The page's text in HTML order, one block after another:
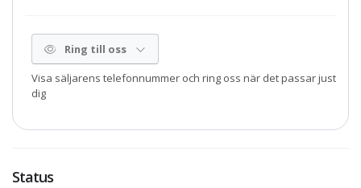
Ring till oss
Visa säljarens telefonnummer och ring oss när det passar just
dig
Status